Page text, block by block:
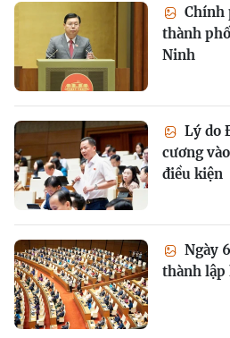
Chính
thành
Ninh
Lý do
cương
điều kiện
Ngày
thành lập